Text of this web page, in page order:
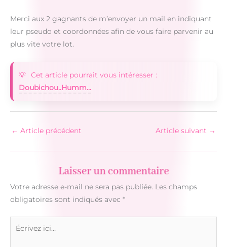
Merci aux 2 gagnants de m’envoyer un mail en indiquant
leur pseudo et coordonnées afin de vous faire parvenir au
plus vite votre lot.
Cet article pourrait vous intéresser :
Doubichou..Humm...
← Article précédent Article suivant →
Laisser un commentaire
Votre adresse e-mail ne sera pas publiée. Les champs
obligatoires sont indiqués avec *